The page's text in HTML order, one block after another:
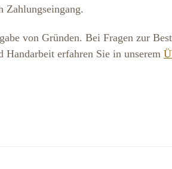
Zahlungseingang.
von Gründen. Bei Fragen zur
Handarbeit erfahren Sie in unserem